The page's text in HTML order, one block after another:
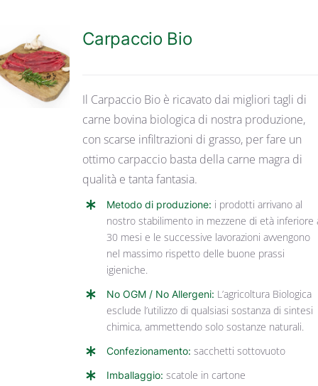
DETTAGLI
Carpaccio Bio
Il Carpaccio Bio è ricavato dai migliori tagli di
carne bovina biologica di nostra produzione,
con scarse infiltrazioni di grasso, per fare un
ottimo carpaccio basta della carne magra di
qualità e tanta fantasia.
Metodo di produzione: i prodotti arrivano al
nostro stabilimento in mezzene di età inferiore
30 mesi e le successive lavorazioni avvengono
nel massimo rispetto delle buone prassi
igieniche.
No OGM / No Allergeni: L’agricoltura Biologica
esclude l’utilizzo di qualsiasi sostanza di sintesi
chimica, ammettendo solo sostanze naturali.
Confezionamento: sacchetti sottovuoto
Imballaggio: scatole in cartone